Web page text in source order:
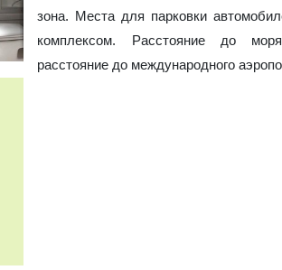
зона. Места для парковки
комплексом. Расстояние до
расстояние до международного